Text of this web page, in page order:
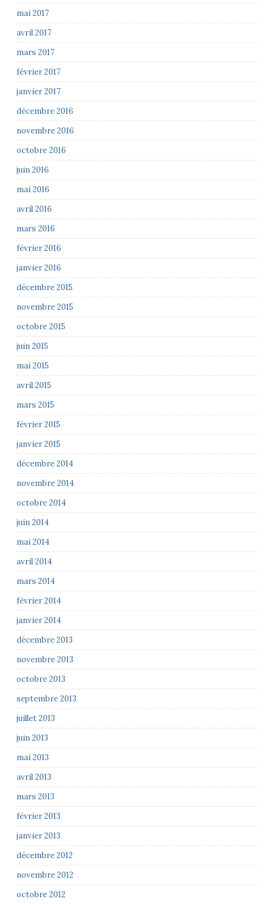
mai 2017
avril 2017
mars 2017
février 2017
janvier 2017
décembre 2016
novembre 2016
octobre 2016
juin 2016
mai 2016
avril 2016
mars 2016
février 2016
janvier 2016
décembre 2015
novembre 2015
octobre 2015
juin 2015
mai 2015
avril 2015
mars 2015
février 2015
janvier 2015
décembre 2014
novembre 2014
octobre 2014
juin 2014
mai 2014
avril 2014
mars 2014
février 2014
janvier 2014
décembre 2013
novembre 2013
octobre 2013
septembre 2013
juillet 2013
juin 2013
mai 2013
avril 2013
mars 2013
février 2013
janvier 2013
décembre 2012
novembre 2012
octobre 2012